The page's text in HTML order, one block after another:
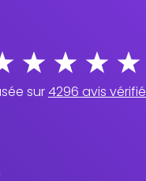
sur4296 avis